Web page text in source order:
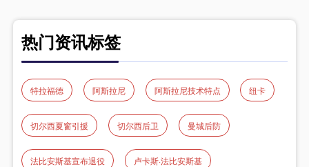
热门资讯标签
特拉福德 阿斯拉尼 阿斯拉尼技术特点 纽卡
切尔西夏窗引援 切尔西后卫 曼城后防
法比安斯基宣布退役 卢卡斯·法比安斯基